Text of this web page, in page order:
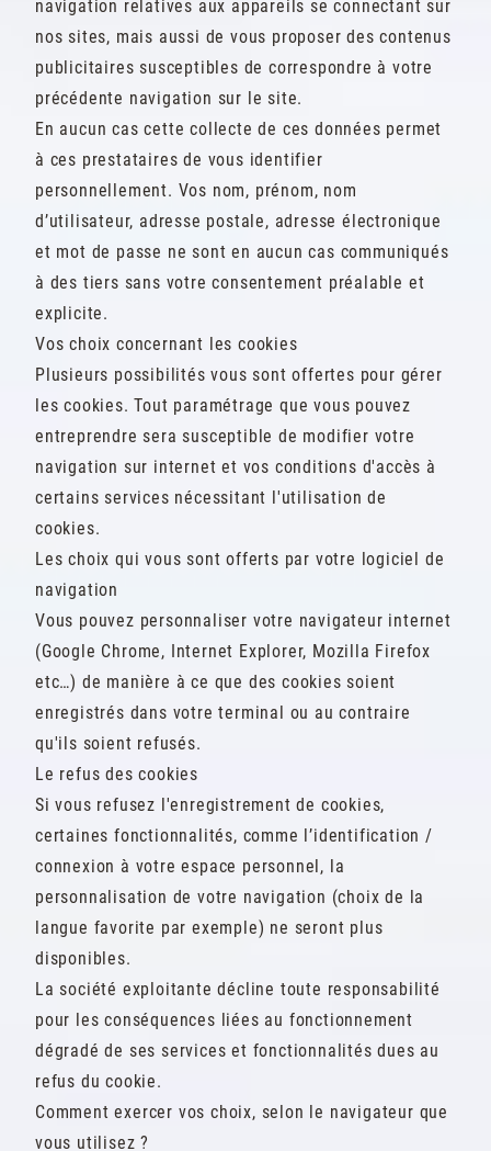
navigation relatives aux appareils se connectant sur
nos sites, mais aussi de vous proposer des contenus
publicitaires susceptibles de correspondre à votre
précédente navigation sur le site.
En aucun cas cette collecte de ces données permet
à ces prestataires de vous identifier
personnellement. Vos nom, prénom, nom
d’utilisateur, adresse postale, adresse électronique
et mot de passe ne sont en aucun cas communiqués
à des tiers sans votre consentement préalable et
explicite.
Vos choix concernant les cookies
Plusieurs possibilités vous sont offertes pour gérer
les cookies. Tout paramétrage que vous pouvez
entreprendre sera susceptible de modifier votre
navigation sur internet et vos conditions d'accès à
certains services nécessitant l'utilisation de
cookies.
Les choix qui vous sont offerts par votre logiciel de
navigation
Vous pouvez personnaliser votre navigateur internet
(Google Chrome, Internet Explorer, Mozilla Firefox
etc…) de manière à ce que des cookies soient
enregistrés dans votre terminal ou au contraire
qu'ils soient refusés.
Le refus des cookies
Si vous refusez l'enregistrement de cookies,
certaines fonctionnalités, comme l’identification /
connexion à votre espace personnel, la
personnalisation de votre navigation (choix de la
langue favorite par exemple) ne seront plus
disponibles.
La société exploitante décline toute responsabilité
pour les conséquences liées au fonctionnement
dégradé de ses services et fonctionnalités dues au
refus du cookie.
Comment exercer vos choix, selon le navigateur que
vous utilisez ?